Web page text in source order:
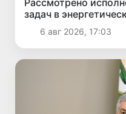
задач в
6 авг 2026, 17:03